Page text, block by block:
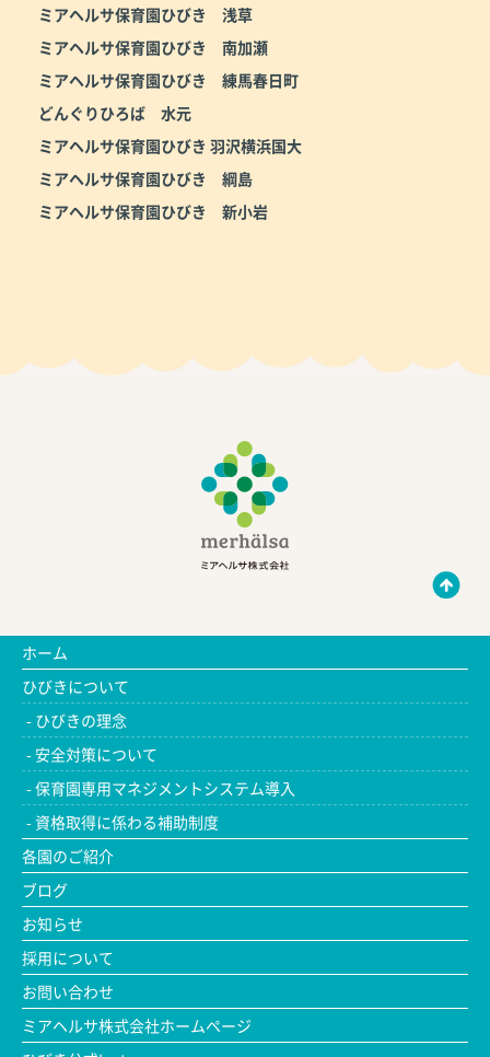
ミアヘルサ保育園ひびき 浅草
ミアヘルサ保育園ひびき 南加瀬
ミアヘルサ保育園ひびき 練馬春日町
どんぐりひろば 水元
ミアヘルサ保育園ひびき 羽沢横浜国大
ミアヘルサ保育園ひびき 綱島
ミアヘルサ保育園ひびき 新小岩
ホーム
ひびきについて
ひびきの理念
安全対策について
保育園専用マネジメントシステム導入
資格取得に係わる補助制度
各園のご紹介
ブログ
お知らせ
採用について
お問い合わせ
ミアヘルサ株式会社ホームページ